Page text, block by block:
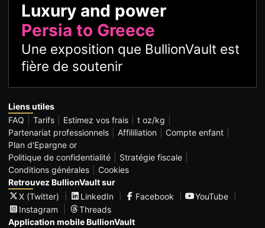
Luxury and power
Persia to Greece
Une exposition que BullionVault est
fière de soutenir
Liens utiles
FAQ
Tarifs Estimez vos frais
t oz/kg
Partenariat professionnels
Affililiation
Compte enfant
Plan d'Epargne or
Politique de confidentialité
Stratégie fiscale
Conditions générales
Cookies
Retrouvez BullionVault sur
X (Twitter)
LinkedIn Facebook
YouTube
Instagram
Threads
Application mobile BullionVault